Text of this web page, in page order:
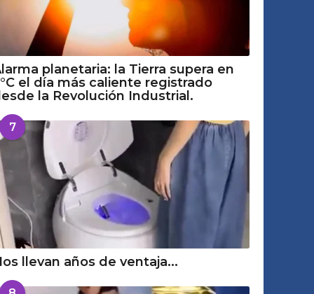
planetaria: la Tierra supera en
el día más caliente registrado
la Revolución Industrial.
7
llevan años de ventaja...